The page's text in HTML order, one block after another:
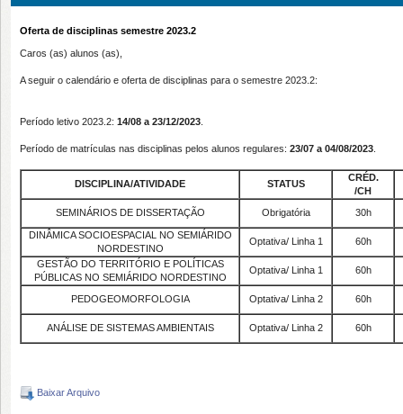
Oferta de disciplinas semestre 2023.2
Caros (as) alunos (as),
A seguir o calendário e oferta de disciplinas para o semestre 2023.2:
Período letivo 2023.2: 14/08 a 23/12/2023
Período de matrículas nas disciplinas pelos alunos regulares: 23/07 a 04/08/2023
DISCIPLINA/ATIVIDADE STATUS
CRÉD.
/CH
SEMINÁRIOS DE DISSERTAÇÃO
Obrigatória 30h
DINÂMICA SOCIOESPACIAL NO SEMIÁRIDO
NORDESTINO
Optativa/ Linha 1 60h
GESTÃO DO TERRITÓRIO E POLÍTICAS
PÚBLICAS NO SEMIÁRIDO NORDESTINO
Optativa/ Linha 1 60h
PEDOGEOMORFOLOGIA Optativa/ Linha 2 60h
ANÁLISE DE SISTEMAS AMBIENTAIS Optativa/ Linha 2 60h
Baixar Arquivo